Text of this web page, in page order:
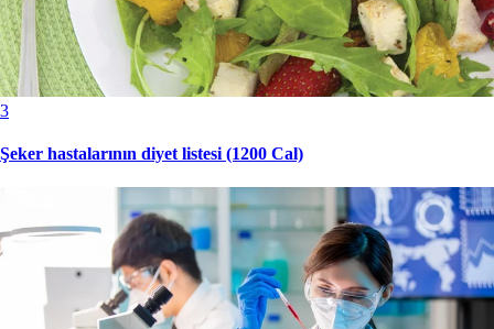
3
Şeker hastalarının diyet listesi (1200 Cal)